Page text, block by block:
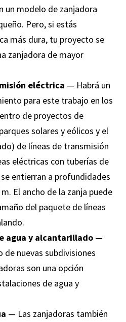
un modelo de zanjadora
Pero, si estás
más dura, tu proyecto se
zanjadora de mayor
eléctrica — Habrá un
para este trabajo en los
de proyectos de
solares y eólicos y el
de líneas de transmisión
eléctricas con tuberías de
entierran a profundidades
El ancho de la zanja puede
del paquete de líneas
agua y alcantarillado —
de nuevas subdivisiones
son una opción
de agua y
— Las zanjadoras también